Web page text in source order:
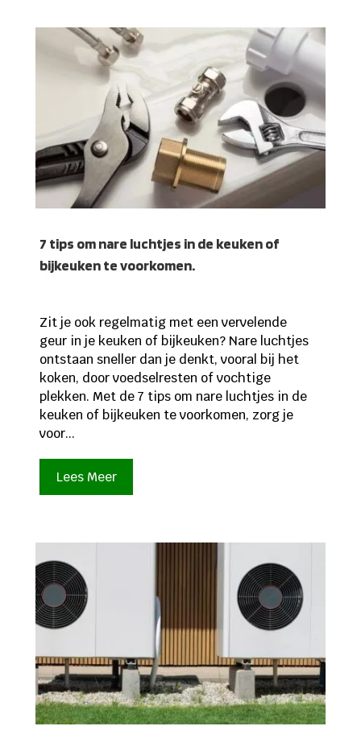
7 tips om nare luchtjes in de keuken of
bijkeuken te voorkomen.
Zit je ook regelmatig met een vervelende
geur in je keuken of bijkeuken? Nare luchtjes
ontstaan sneller dan je denkt, vooral bij het
koken, door voedselresten of vochtige
plekken. Met de 7 tips om nare luchtjes in de
keuken of bijkeuken te voorkomen, zorg je
voor...
Lees Meer